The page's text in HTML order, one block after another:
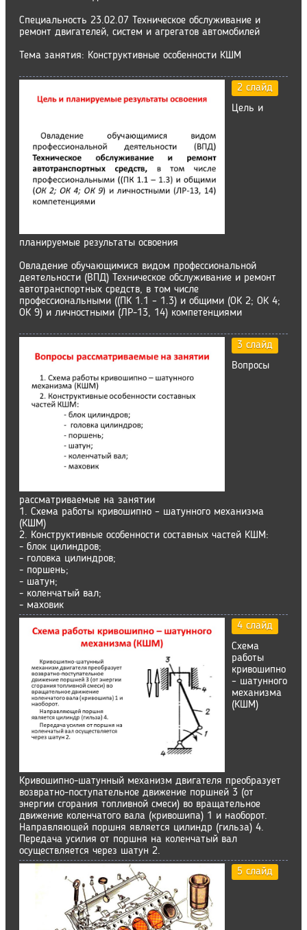
Специальность 23.02.07 Техническое обслуживание и
ремонт двигателей, систем и агрегатов автомобилей
Тема занятия: Конструктивные особенности КШМ
2 слайд
Цель и
планируемые результаты освоения
Овладение обучающимися видом профессиональной
деятельности (ВПД) Техническое обслуживание и ремонт
автотранспортных средств, в том числе
профессиональными ((ПК 1.1 – 1.3) и общими (ОК 2; ОК 4;
ОК 9) и личностными (ЛР-13, 14) компетенциями
3 слайд
Вопросы
рассматриваемые на занятии
1. Схема работы кривошипно – шатунного механизма
(КШМ)
2. Конструктивные особенности составных частей КШМ:
- блок цилиндров;
- головка цилиндров;
- поршень;
- шатун;
- коленчатый вал;
- маховик
4 слайд
Схема
работы
кривошипно
– шатунного
механизма
(КШМ)
Кривошипно-шатунный механизм двигателя преобразует
возвратно-поступательное движение поршней 3 (от
энергии сгорания топливной смеси) во вращательное
движение коленчатого вала (кривошипа) 1 и наоборот.
Направляющей поршня является цилиндр (гильза) 4.
Передача усилия от поршня на коленчатый вал
осуществляется через шатун 2.
5 слайд